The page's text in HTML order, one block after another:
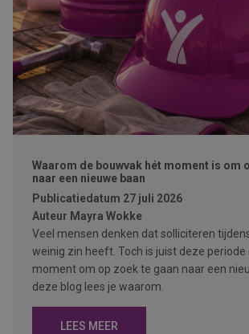
Waarom de bouwvak hét moment is om
naar een nieuwe baan
Publicatiedatum 27 juli 2026
Auteur Mayra Wokke
Veel mensen denken dat solliciteren
weinig zin heeft. Toch is juist deze periode
moment om op zoek te gaan naar een
deze blog lees je waarom.
LEES MEER